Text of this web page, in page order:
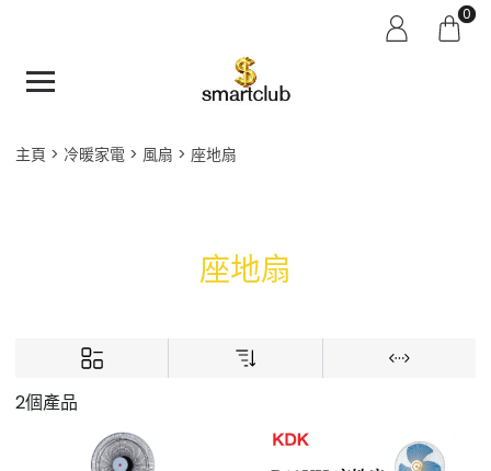
0
主頁 冷暖家電 風扇 座地扇
座地扇
2個產品